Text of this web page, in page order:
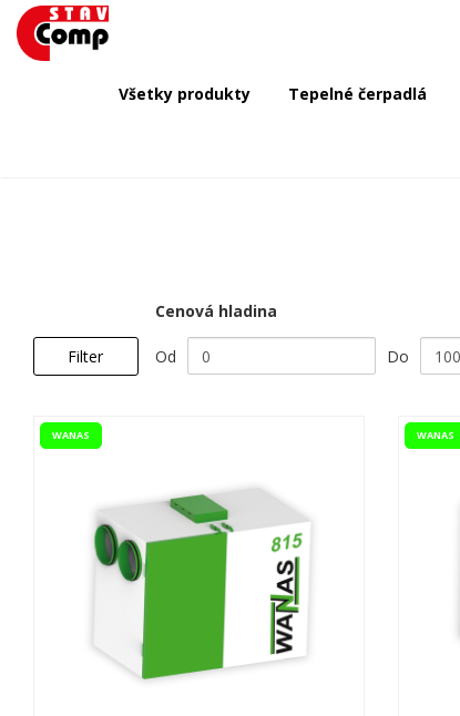
Všetky produkty Tepelné čerpadlá
Filter
Cenová hladina
Od Do
WANAS WANAS